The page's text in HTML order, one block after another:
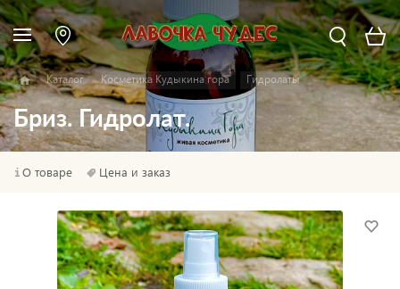
Каталог Косметика Кудыкина гора Гидролаты
Бриз. Гидролат.
О товаре Цена и заказ